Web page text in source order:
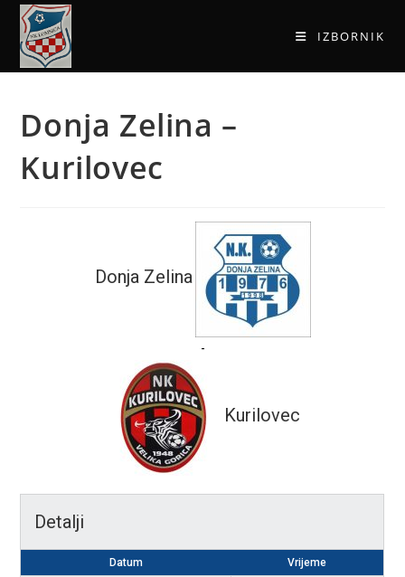
IZBORNIK
Donja Zelina –
Kurilovec
Donja Zelina
-
Kurilovec
Detalji
Datum Vrijeme